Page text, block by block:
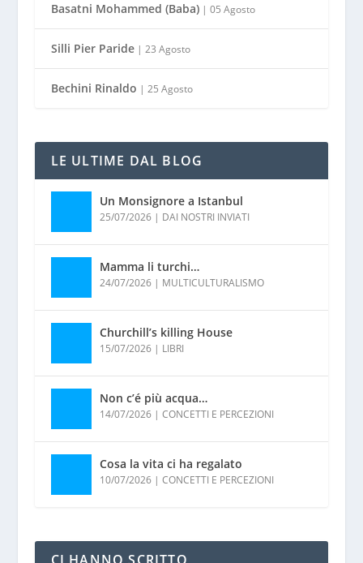
Basatni Mohammed (Baba)| 05 Agosto
Silli Pier Paride| 23 Agosto
Bechini Rinaldo | 25 Agosto
LE ULTIME DAL BLOG
Un Monsignore a Istanbul
25/07/2026| DAI NOSTRI INVIATI
Mamma li turchi…
24/07/2026| MULTICULTURALISMO
Churchill’s killing House
15/07/2026| LIBRI
Non c’é più acqua…
14/07/2026| CONCETTI E PERCEZIONI
Cosa la vita ci ha regalato
10/07/2026| CONCETTI E PERCEZIONI
CI HANNO SCRITTO